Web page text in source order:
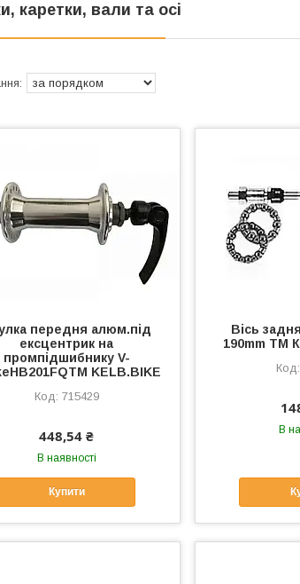
каретки, вали та осі
передня алюм.під
ексцентрик на
промпідшибнику V-
KELB.BIKE
715429
448,54 ₴
В наявності
Купити
Вісь
190mm ТМ
В